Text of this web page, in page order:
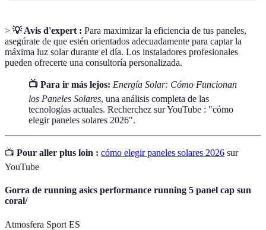
> 💡 Avis d'expert : Para maximizar la eficiencia de tus paneles,
asegúrate de que estén orientados adecuadamente para captar la
máxima luz solar durante el día. Los instaladores profesionales
pueden ofrecerte una consultoría personalizada.
📺 Para ir más lejos: Energía Solar: Cómo Funcionan
los Paneles Solares, una análisis completa de las
tecnologías actuales. Recherchez sur YouTube : "cómo
elegir paneles solares 2026".
📺 Pour aller plus loin : cómo elegir paneles solares 2026 sur
YouTube
Gorra de running asics performance running 5 panel cap sun
coral/
Atmosfera Sport ES